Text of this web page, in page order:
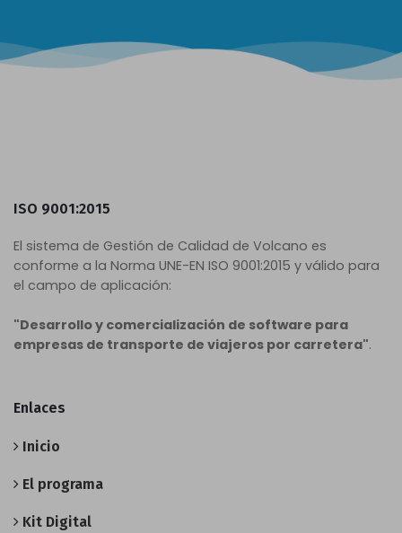
ISO 9001:2015
El sistema de Gestión de Calidad de Volcano es
conforme a la Norma UNE-EN ISO 9001:2015 y válido para
el campo de aplicación:
"Desarrollo y comercialización de software para
empresas de transporte de viajeros por carretera".
Enlaces
Inicio
El programa
Kit Digital